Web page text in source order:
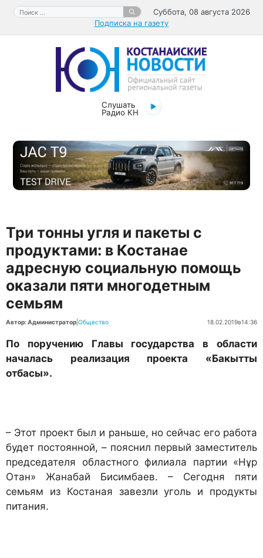
Перейти
содержимому
Поиск:
Суббота, 08 августа 2026
Подписка на газету
Слушать
Радио КН
Три тонны угля и пакеты с
продуктами: в Костанае
адресную социальную помощь
оказали пяти многодетным
семьям
Автор: Администратор Общество 18.02.2019в14:36
По поручению Главы государства в области
началась реализация проекта «Бакытты
отбасы».
– Этот проект был и раньше, но сейчас его работа
будет постоянной, – пояснил первый заместитель
председателя областного филиала партии «Нұр
Отан» Жанабай Бисимбаев. – Сегодня пяти
семьям из Костаная завезли уголь и продукты
питания.